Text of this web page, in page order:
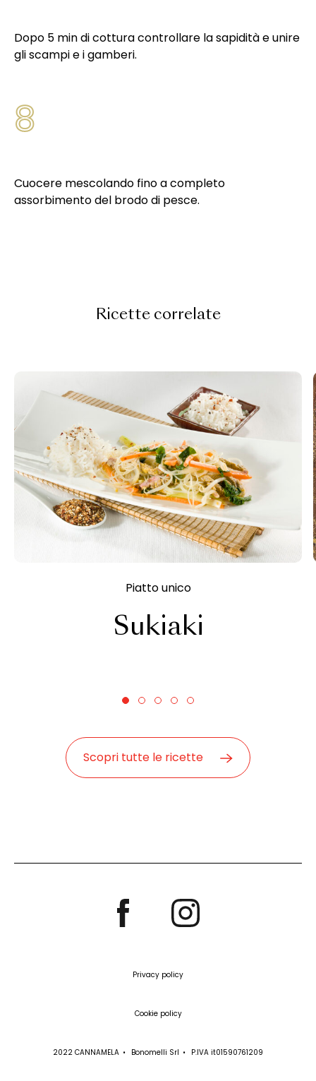
Dopo 5 min di cottura controllare la sapidità e unire
gli scampi e i gamberi.
8
Cuocere mescolando fino a completo
assorbimento del brodo di pesce.
Ricette correlate
Piatto unico
Sukiaki
Scopri tutte le ricette
Privacy policy
Cookie policy
2022 CANNAMELA Bonomelli Srl P.IVA it01590761209